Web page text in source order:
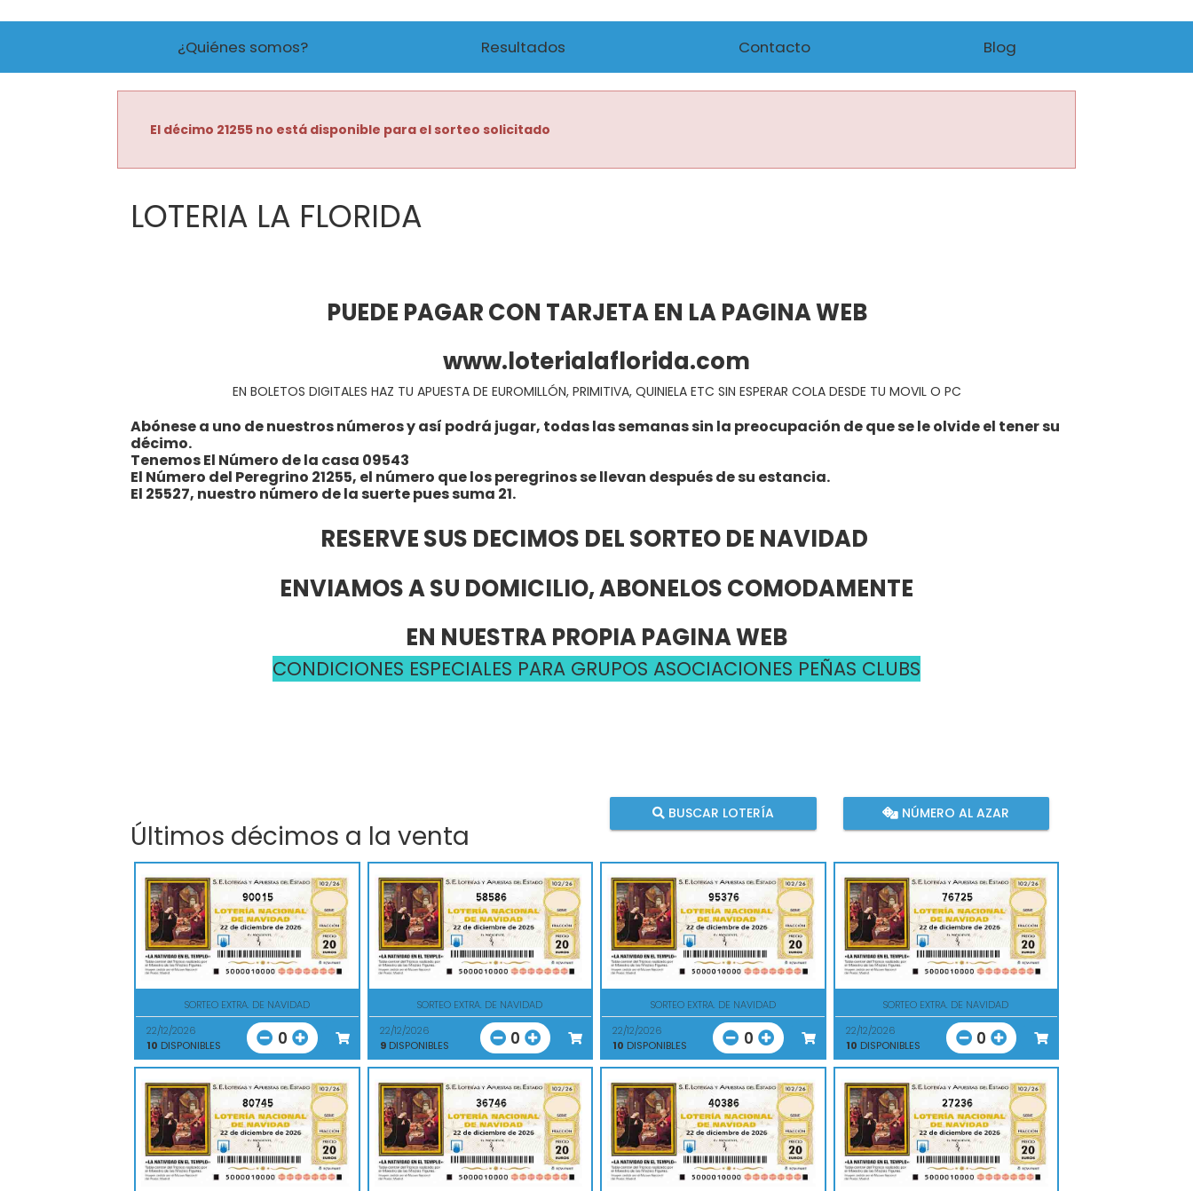
¿Quiénes somos? Resultados Contacto Blog
El décimo 21255 no está disponible para el sorteo solicitado
LOTERIA LA FLORIDA
PUEDE PAGAR CON TARJETA EN LA PAGINA WEB
www.loterialaflorida.com
EN BOLETOS DIGITALES HAZ TU APUESTA DE EUROMILLÓN, PRIMITIVA, QUINIELA ETC SIN ESPERAR COLA DESDE TU MOVIL O PC
Abónese a uno de nuestros números y así podrá jugar, todas las semanas sin la preocupación de que se le olvide el tener su
décimo.
Tenemos El Número de la casa 09543
El Número del Peregrino 21255, el número que los peregrinos se llevan después de su estancia.
El 25527, nuestro número de la suerte pues suma 21.
RESERVE SUS DECIMOS DEL SORTEO DE NAVIDAD
ENVIAMOS A SU DOMICILIO, ABONELOS COMODAMENTE
EN NUESTRA PROPIA PAGINA WEB
CONDICIONES ESPECIALES PARA GRUPOS ASOCIACIONES PEÑAS CLUBS
Últimos décimos a la venta
BUSCAR LOTERÍA NÚMERO AL AZAR
90015
SORTEO EXTRA. DE NAVIDAD
22/12/2026
10 DISPONIBLES 0
58586
SORTEO EXTRA. DE NAVIDAD
22/12/2026
9DISPONIBLES 0
95376
SORTEO EXTRA. DE NAVIDAD
22/12/2026
10 DISPONIBLES 0
76725
SORTEO EXTRA. DE NAVIDAD
22/12/2026
10 DISPONIBLES 0
80745 36746 40386 27236